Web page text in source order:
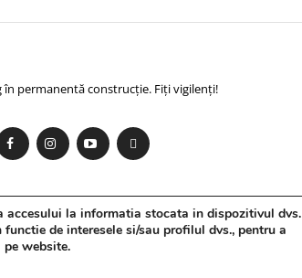
în permanentă construcție. Fiți vigilenți!
accesului la informatia stocata in dispozitivul dvs.
de interesele si/sau profilul dvs., pentru a
website.